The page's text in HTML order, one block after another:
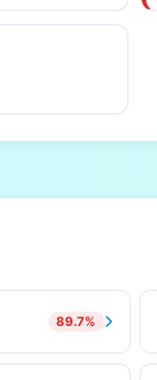
89.7%